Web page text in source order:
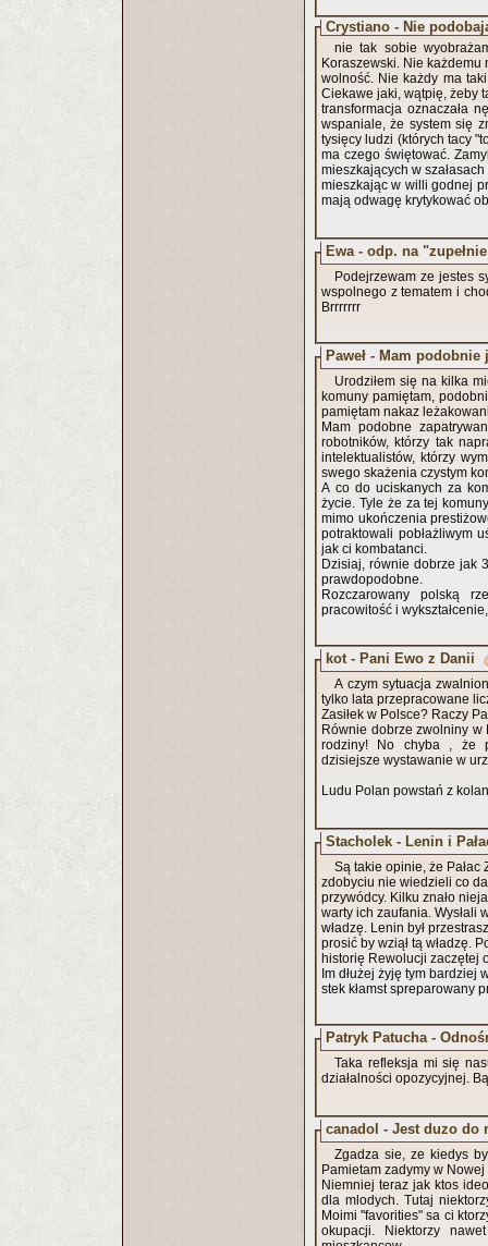
Crystiano - Nie
nie tak sobie
Koraszewski. Nie
wolność. Nie każdy ma
Ciekawe jaki, wątpię, żeby
transformacja oznaczała
wspaniale, że system się
tysięcy ludzi (których tacy
ma czego świętować.
mieszkających w
mieszkając w willi godnej
mają odwagę krytykować
Ewa - odp. na
Podejrzewam ze jestes
wspolnego z tematem i
Brrrrrrr
Paweł - Mam podobnie
Urodziłem się na kilka
komuny pamiętam,
pamiętam nakaz
Mam podobne
robotników, którzy tak
intelektualistów, którzy
swego skażenia czystym
A co do uciskanych za
życie. Tyle że za tej
mimo ukończenia
potraktowali pobłażliwym
jak ci kombatanci.
Dzisiaj, równie dobrze jak
prawdopodobne.
Rozczarowany polską
pracowitość i
kot - Pani Ewo z Danii
A czym sytuacja
tylko lata przepracowane
Zasiłek w Polsce? Raczy
Równie dobrze zwolniny w
rodziny! No chyba , że
dzisiejsze wystawanie w
Ludu Polan powstań z
Stacholek - Lenin i
Są takie opinie, że Pałac
zdobyciu nie wiedzieli co
przywódcy. Kilku znało
warty ich zaufania. Wysłali
władzę. Lenin był
prosić by wziął tą władzę.
historię Rewolucji zaczętej
Im dłużej żyję tym bardziej
stek kłamst spreparowany
Patryk Patucha -
Taka refleksja mi się
działalności opozycyjnej.
canadol - Jest duzo do
Zgadza sie, ze kiedys
Pamietam zadymy w Nowej
Niemniej teraz jak ktos
dla mlodych. Tutaj
Moimi "favorities" sa ci
okupacji. Niektorzy